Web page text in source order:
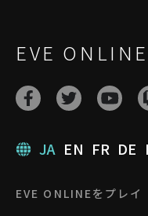
EVE
JA EN FR DE
EVE ONLINEをプレイ